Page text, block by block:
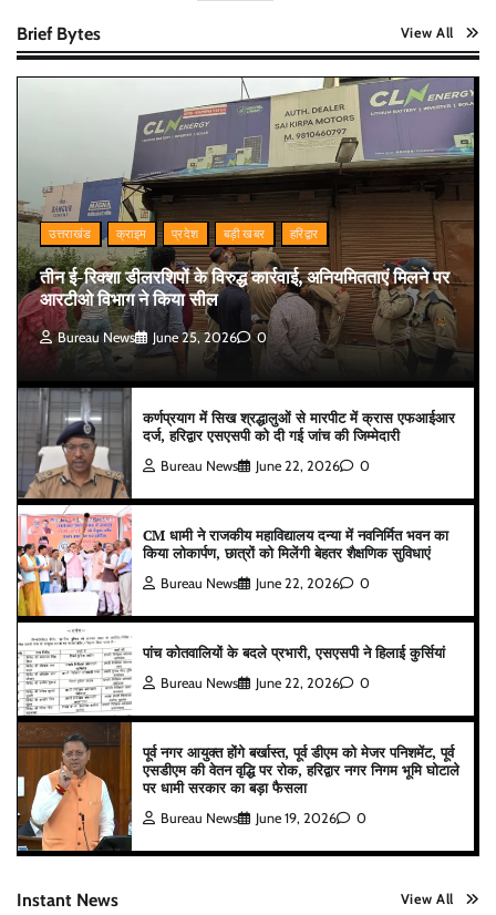
Brief Bytes View All
उत्तराखंड क्राइम प्रदेश बड़ी खबर हरिद्वार
तीन ई-रिक्शा डीलरशिपों के विरुद्ध कार्रवाई, अनियमितताएं मिलने पर
आरटीओ विभाग ने किया सील
Bureau News June 25, 2026 0
कर्णप्रयाग में सिख श्रद्धालुओं से मारपीट में क्रास एफआईआर
दर्ज, हरिद्वार एसएसपी को दी गई जांच की जिम्मेदारी
Bureau News June 22, 2026 0
CM धामी ने राजकीय महाविद्यालय दन्या में नवनिर्मित भवन का
किया लोकार्पण, छात्रों को मिलेंगी बेहतर शैक्षणिक सुविधाएं
Bureau News June 22, 2026 0
पांच कोतवालियों के बदले प्रभारी, एसएसपी ने हिलाई कुर्सियां
Bureau News June 22, 2026 0
पूर्व नगर आयुक्त होंगे बर्खास्त, पूर्व डीएम को मेजर पनिशमेंट, पूर्व
एसडीएम की वेतन वृद्धि पर रोक, हरिद्वार नगर निगम भूमि घोटाले
पर धामी सरकार का बड़ा फैसला
Bureau News June 19, 2026 0
Instant News View All